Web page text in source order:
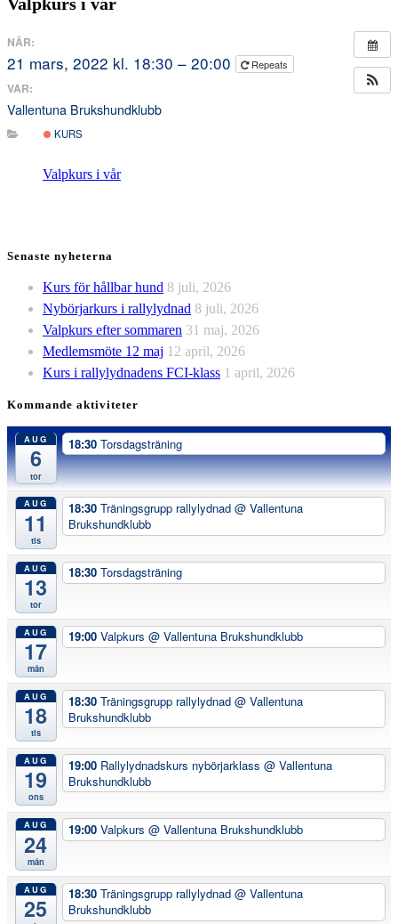
Valpkurs i vår
NÄR:
21 mars, 2022 kl. 18:30 – 20:00 Repeats
VAR:
Vallentuna Brukshundklubb
KURS
Valpkurs i vår
Senaste nyheterna
Kurs för hållbar hund 8 juli, 2026
Nybörjarkurs i rallylydnad 8 juli, 2026
Valpkurs efter sommaren 31 maj, 2026
Medlemsmöte 12 maj 12 april, 2026
Kurs i rallylydnadens FCI-klass 1 april, 2026
Kommande aktiviteter
AUG
6
tor
18:30 Torsdagsträning
AUG
11
tis
18:30 Träningsgrupp rallylydnad @ Vallentuna
Brukshundklubb
AUG
13
tor
18:30 Torsdagsträning
AUG
17
mån
19:00 Valpkurs @ Vallentuna Brukshundklubb
AUG
18
tis
18:30 Träningsgrupp rallylydnad @ Vallentuna
Brukshundklubb
AUG
19
ons
19:00 Rallylydnadskurs nybörjarklass @ Vallentuna
Brukshundklubb
AUG
24
mån
19:00 Valpkurs @ Vallentuna Brukshundklubb
AUG
25
18:30 Träningsgrupp rallylydnad @ Vallentuna
Brukshundklubb